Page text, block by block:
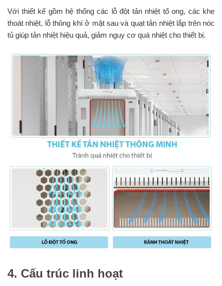
Với thiết kế gồm hệ thống các lỗ đột tản nhiệt tổ ong, các khe
thoát nhiệt, lỗ thông khí ở mặt sau và quạt tản nhiệt lắp trên nóc
tủ giúp tản nhiệt hiệu quả, giảm nguy cơ quá nhiệt cho thiết bị.
4. Cấu trúc linh hoạt